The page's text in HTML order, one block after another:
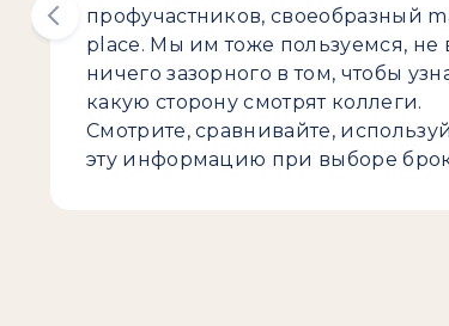
профучастников, своеобразный
place. Мы им тоже пользуемся, не
ничего зазорного в том, чтобы
какую сторону смотрят коллеги.
Смотрите, сравнивайте,
эту информацию при выборе